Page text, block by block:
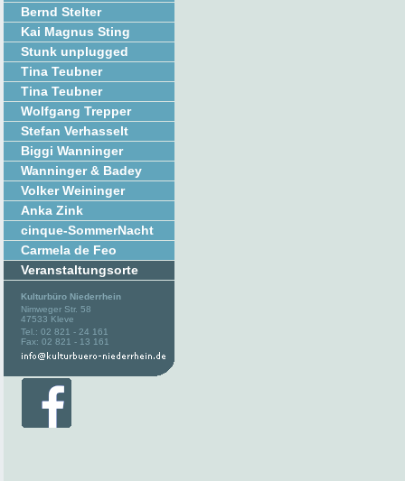
Bernd Stelter
Kai Magnus Sting
Stunk unplugged
Tina Teubner
Tina Teubner
Wolfgang Trepper
Stefan Verhasselt
Biggi Wanninger
Wanninger & Badey
Volker Weininger
Anka Zink
cinque-SommerNacht
Carmela de Feo
Veranstaltungsorte
Kulturbüro Niederrhein
Nimweger Str. 58
47533 Kleve
Tel.: 02 821 - 24 161
Fax: 02 821 - 13 161